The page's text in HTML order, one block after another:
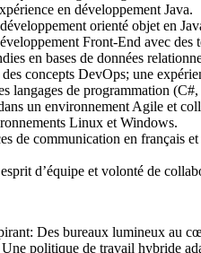
en développement Java.
orienté objet en
Front-End avec
en bases de données
concepts DevOps; une
langages de programmation
un environnement Agile et
Linux et Windows.
de communication en français
d’équipe et volonté de
Des bureaux lumineux au
politique de travail hybride